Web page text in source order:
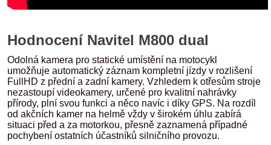
Hodnocení Navitel M800 dual
Odolná kamera pro statické umístění na motocykl
umožňuje automatický záznam kompletní jízdy v rozlišení
FullHD z přední a zadní kamery. Vzhledem k otřesům stroje
nezastoupí videokamery, určené pro kvalitní nahrávky
přírody, plní svou funkci a něco navíc i díky GPS. Na rozdíl
od akčních kamer na helmě vždy v širokém úhlu zabírá
situaci před a za motorkou, přesně zaznamená případné
pochybení ostatních účastníků silničního provozu.